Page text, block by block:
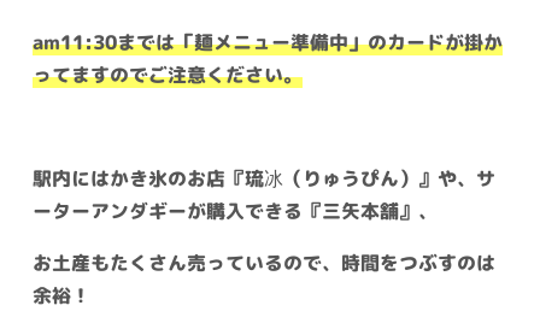
am11:30までは「麺メニュー準備中」のカードが掛か
ってますのでご注意ください。
駅内にはかき氷のお店『琉冰（りゅうぴん）』や、サ
ーターアンダギーが購入できる『三矢本舗』、
お土産もたくさん売っているので、時間をつぶすのは
余裕！